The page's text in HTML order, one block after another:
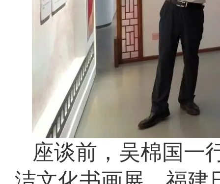
座谈前，吴棉国一